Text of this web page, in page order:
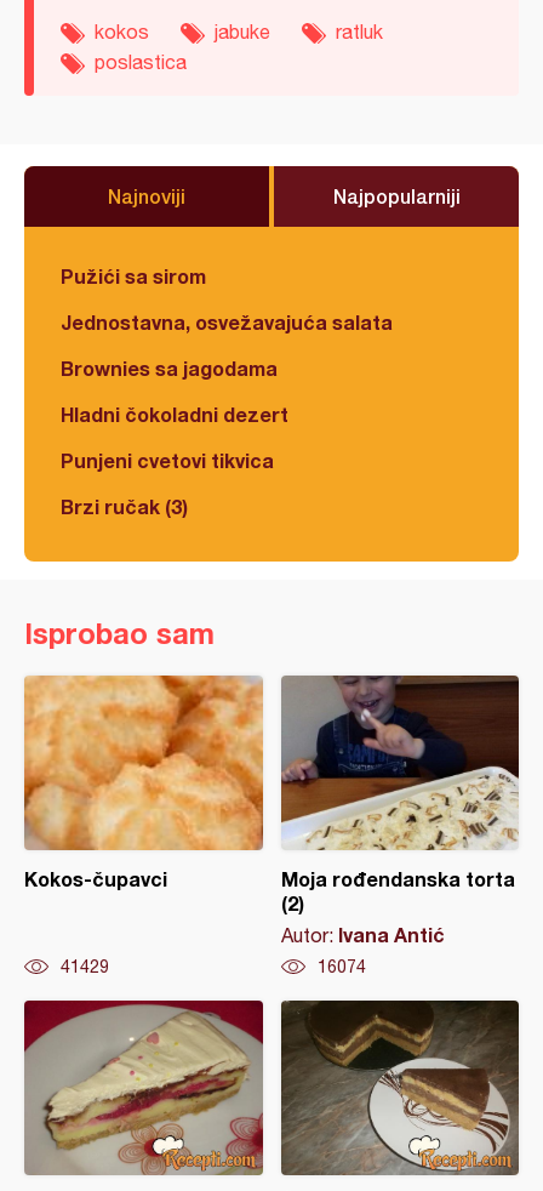
kokos jabuke
ratluk
poslastica
Najnoviji Najpopularniji
Pužići sa sirom
Jednostavna, osvežavajuća salata
Brownies sa jagodama
Hladni čokoladni dezert
Punjeni cvetovi tikvica
Brzi ručak (3)
Isprobao sam
Kokos-čupavci
41429
Moja rođendanska torta
(2)
Autor: Ivana Antić
16074